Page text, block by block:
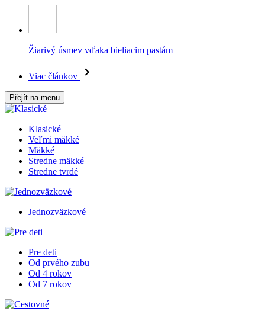
Žiarivý úsmev vďaka bieliacim pastám
Viac článkov
Přejít na menu
Klasické
Veľmi mäkké
Mäkké
Stredne mäkké
Stredne tvrdé
Jednozväzkové
Pre deti
Od prvého zubu
Od 4 rokov
Od 7 rokov